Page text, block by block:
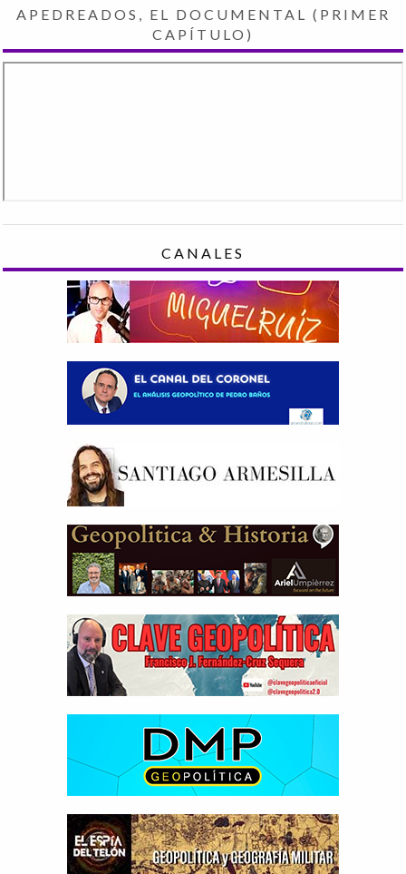
APEDREADOS, EL DOCUMENTAL (PRIMER
CAPÍTULO)
CANALES